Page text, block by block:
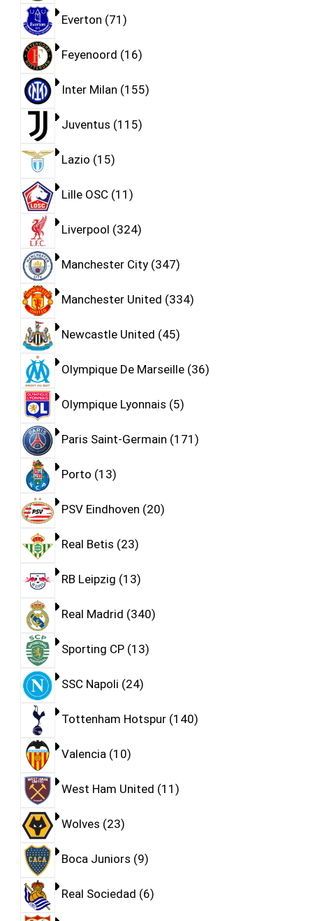
Everton 71
Feyenoord 16
Inter Milan 155
Juventus 115
Lazio 15
Lille OSC 11
Liverpool 324
Manchester City 347
Manchester United 334
Newcastle United 45
Olympique De Marseille 36
Olympique Lyonnais 5
Paris Saint-Germain 171
Porto 13
PSV Eindhoven 20
Real Betis 23
RB Leipzig 13
Real Madrid 340
Sporting CP 13
SSC Napoli 24
Tottenham Hotspur 140
Valencia 10
West Ham United 11
Wolves 23
Boca Juniors 9
Real Sociedad 6